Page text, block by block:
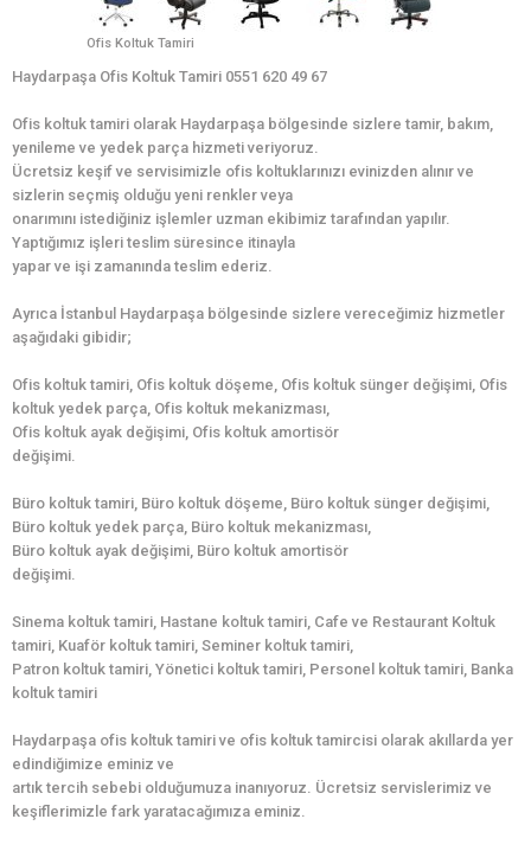
Ofis Koltuk Tamiri
Haydarpaşa Ofis Koltuk Tamiri 0551 620 49 67
Ofis koltuk tamiri olarak Haydarpaşa bölgesinde sizlere tamir, bakım,
yenileme ve yedek parça hizmeti veriyoruz.
Ücretsiz keşif ve servisimizle ofis koltuklarınızı evinizden alınır ve
sizlerin seçmiş olduğu yeni renkler veya
onarımını istediğiniz işlemler uzman ekibimiz tarafından yapılır.
Yaptığımız işleri teslim süresince itinayla
yapar ve işi zamanında teslim ederiz.
Ayrıca İstanbul Haydarpaşa bölgesinde sizlere vereceğimiz hizmetler
aşağıdaki gibidir;
Ofis koltuk tamiri, Ofis koltuk döşeme, Ofis koltuk sünger değişimi, Ofis
koltuk yedek parça, Ofis koltuk mekanizması,
Ofis koltuk ayak değişimi, Ofis koltuk amortisör
değişimi.
Büro koltuk tamiri, Büro koltuk döşeme, Büro koltuk sünger değişimi,
Büro koltuk yedek parça, Büro koltuk mekanizması,
Büro koltuk ayak değişimi, Büro koltuk amortisör
değişimi.
Sinema koltuk tamiri, Hastane koltuk tamiri, Cafe ve Restaurant Koltuk
tamiri, Kuaför koltuk tamiri, Seminer koltuk tamiri,
Patron koltuk tamiri, Yönetici koltuk tamiri, Personel koltuk tamiri, Banka
koltuk tamiri
Haydarpaşa ofis koltuk tamiri ve ofis koltuk tamircisi olarak akıllarda yer
edindiğimize eminiz ve
artık tercih sebebi olduğumuza inanıyoruz. Ücretsiz servislerimiz ve
keşiflerimizle fark yaratacağımıza eminiz.